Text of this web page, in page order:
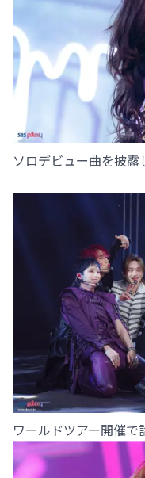
ソロデビュー曲を披露
ワールドツアー開催